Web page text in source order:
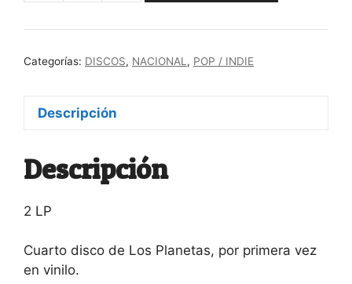
"Unidad
desplazamiento"
de
Categorías: DISCOS, NACIONAL , POP / INDIE
Descripción
Descripción
2 LP
Cuarto disco de Los Planetas, por primera vez
en vinilo.